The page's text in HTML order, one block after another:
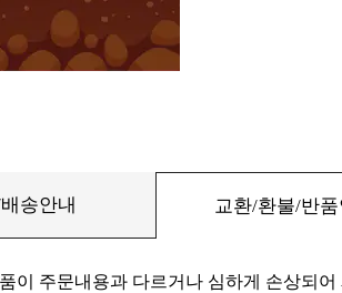
송안내 교환/환불/반
이 주문내용과 다르거나 심하게 손상되